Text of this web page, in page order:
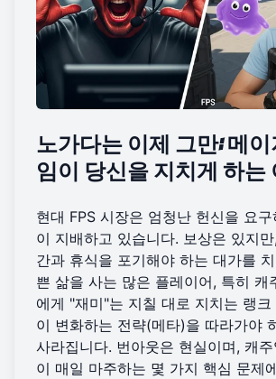
노가다는 이제 그만: 메이
임이 당신을 지치게 하는
현대 FPS 시장은 엄청난 헌신을 요
이 지배하고 있습니다. 보상은 있지
간과 휴식을 포기해야 하는 대가를
쁜 삶을 사는 많은 플레이어, 특히 캐
에게 "재미"는 지칠 대로 지치는 랭크
이 변화하는 전략(메타)을 따라가야
사라집니다. 번아웃은 현실이며, 캐
이 매일 마주하는 몇 가지 핵심 문제